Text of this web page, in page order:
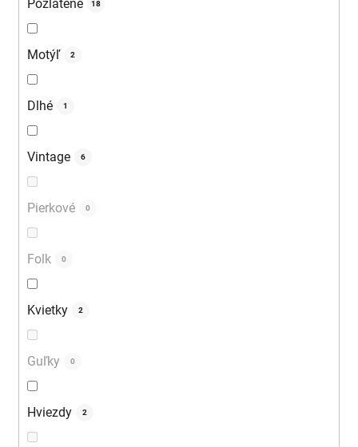
Pozlátené 18
Motýľ 2
Dlhé 1
Vintage 6
Pierkové 0
Folk 0
Kvietky 2
Guľky 0
Hviezdy 2